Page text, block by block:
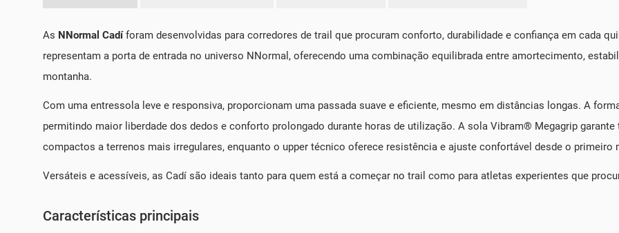
As NNormal Cadíforam desenvolvidas para corredores de trail que procuram conforto, durabilidade e confiança em cada
representam a porta de entrada no universo NNormal, oferecendo uma combinação equilibrada entre amortecimento,
montanha.
Com uma entressola leve e responsiva, proporcionam uma passada suave e eficiente, mesmo em distâncias longas. A
permitindo maior liberdade dos dedos e conforto prolongado durante horas de utilização. A sola Vibram® Megagrip
compactos a terrenos mais irregulares, enquanto o upper técnico oferece resistência e ajuste confortável desde o primeiro
Versáteis e acessíveis, as Cadí são ideais tanto para quem está a começar no trail como para atletas experientes que
Características principais